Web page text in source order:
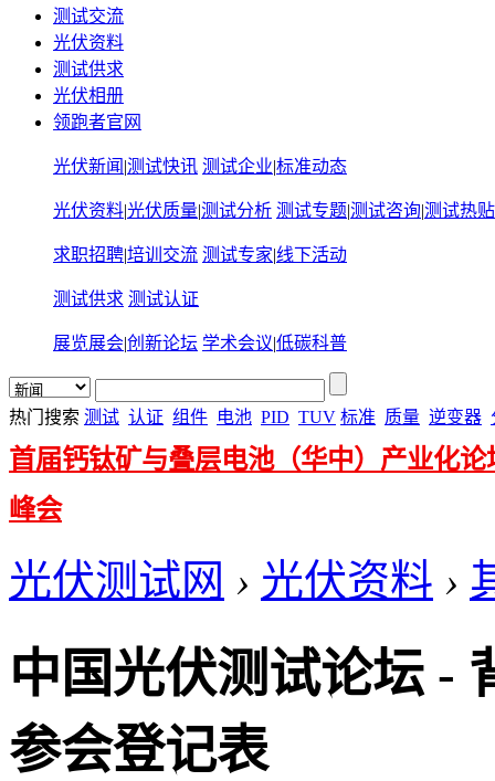
测试交流
光伏资料
测试供求
光伏相册
领跑者官网
光伏新闻 |测试快讯 测试企业|标准动态
光伏资料|光伏质量|测试分析 测试专题|测试咨询|测试热贴
求职招聘|培训交流 测试专家|线下活动
测试供求 测试认证
展览展会|创新论坛 学术会议|低碳科普
热门搜索 测试 认证 组件 电池 PID TUV 标准 质量 逆变器
首届钙钛矿与叠层电池（华中）产业化论
峰会
光伏测试网 › 光伏资料 ›
中国光伏测试论坛 -
参会登记表